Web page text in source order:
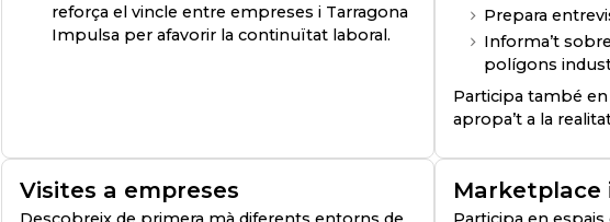
reforça el vincle entre empreses i Tarragona
Impulsa per afavorir la continuïtat laboral.
Prepara
Informa’t
polígons
Participa també
apropa’t a la
Visites a empreses Marketplace